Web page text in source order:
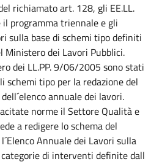
richiamato art. 128, gli EE.LL.
programma triennale e gli
sulla base di schemi tipo definiti
Ministero dei Lavori Pubblici.
dei LL.PP. 9/06/2005 sono stati
schemi tipo per la redazione del
annuale dei lavori.
norme il Settore Qualità e
a redigere lo schema del
Annuale dei Lavori sulla
di interventi definite dall